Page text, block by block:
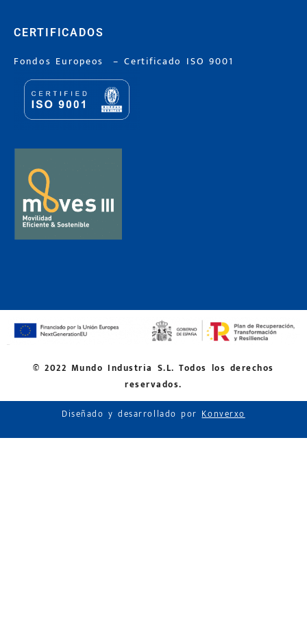
CERTIFICADOS
Fondos Europeos –Certificado ISO 9001
© 2022 Mundo Industria S.L. Todos los derechos
reservados.
Diseñado y desarrollado porKonverxo